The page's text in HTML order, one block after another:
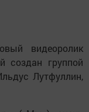
видеоролик
создан группой
Лутфуллин,